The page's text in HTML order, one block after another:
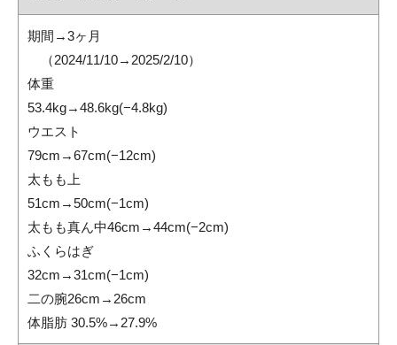
期間→3ヶ月
（2024/11/10→2025/2/10）
体重
53.4kg→48.6kg(−4.8kg)
ウエスト
79cm→67cm(−12cm)
太もも上
51cm→50cm(−1cm)
太もも真ん中46cm→44cm(−2cm)
ふくらはぎ
32cm→31cm(−1cm)
二の腕26cm→26cm
体脂肪 30.5%→27.9%